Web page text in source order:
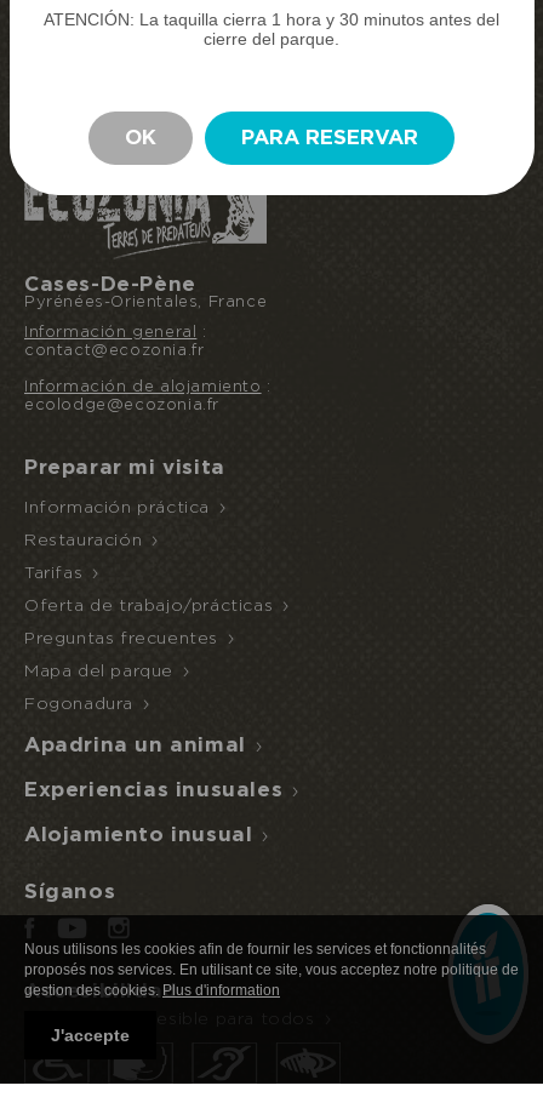
COMPRAR MIS ENTRADAS
Cases-De-Pène
Pyrénées-Orientales, France
Información general
:
contact@ecozonia.fr
Información de alojamiento :
ecolodge@ecozonia.fr
Preparar mi visita
Información práctica
Restauración
Tarifas
Oferta de trabajo/prácticas
Preguntas frecuentes
Mapa del parque
Fogonadura
Apadrina un animal
Experiencias inusuales
Alojamiento inusual
Síganos
Accesibilidad
PERMANECER
ACCESO
ECOPARQUE
Reservo u ofrezco una estancia
Nous utilisons les cookies afin de fournir les services et fonctionnalités
proposés nos services. En utilisant ce site, vous acceptez notre politique de
gestion des cookies. Plus d'information
J'accepte
ATENCIÓN: La taquilla cierra 1 hora y 30 minutos antes del
cierre del parque.
OK PARA RESERVAR